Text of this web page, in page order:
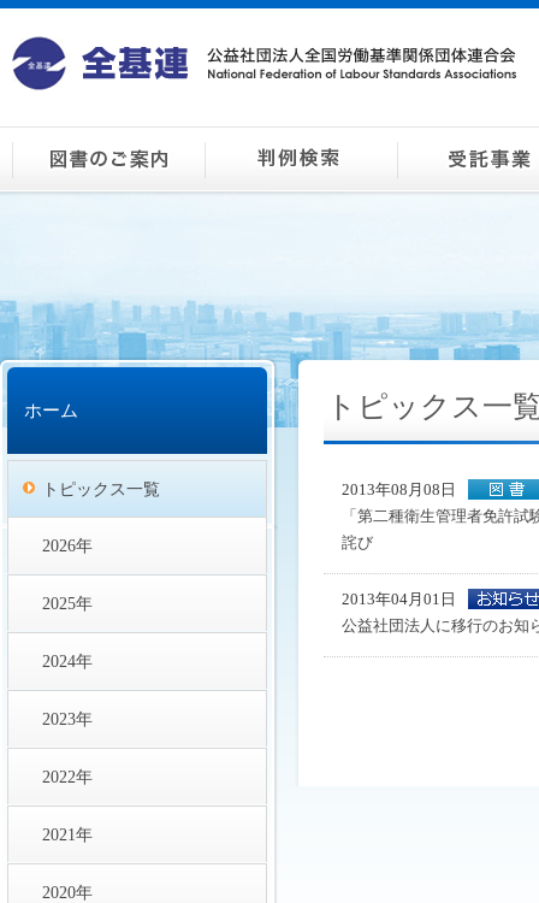
ホーム
トピックス一覧
2026年
2025年
2024年
2023年
2022年
2021年
2020年
トピックス一
2013年08月08日
「第二種衛生管理者免許
詫び
2013年04月01日
公益社団法人に移行のお知